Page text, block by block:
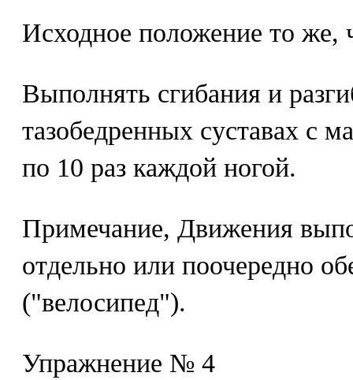
Исходное положение то же,
Выполнять сгибания и
тазобедренных суставах с
по 10 раз каждой ногой.
Примечание, Движения
отдельно или поочередно
("велосипед").
Упражнение № 4